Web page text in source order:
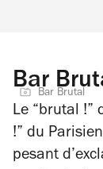
BarBar Brutal
Le “brutal !”
!” du
pesant